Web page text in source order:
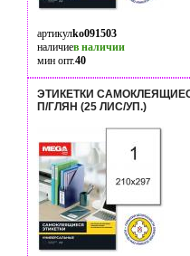
артикулko091503
наличиев наличии
мин опт.40
ЭТИКЕТКИ
П/ГЛЯН (25 ЛИС/УП.)